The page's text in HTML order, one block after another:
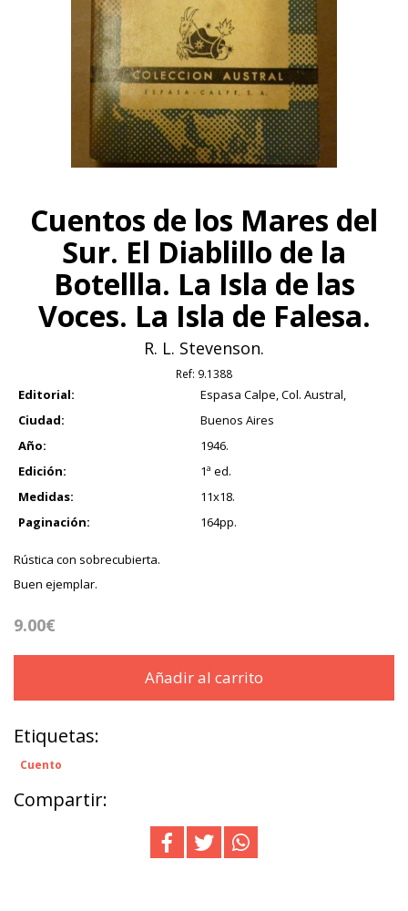
Cuentos de los Mares del
Sur. El Diablillo de la
Botellla. La Isla de las
Voces. La Isla de Falesa.
R. L. Stevenson.
Ref: 9.1388
Editorial:
Espasa Calpe, Col. Austral,
Ciudad:
Buenos Aires
Año:
1946.
Edición:
1ª ed.
Medidas:
11x18.
Paginación:
164pp.
Rústica con sobrecubierta.
Buen ejemplar.
9.00€
Añadir al carrito
Etiquetas:
Cuento
Compartir: